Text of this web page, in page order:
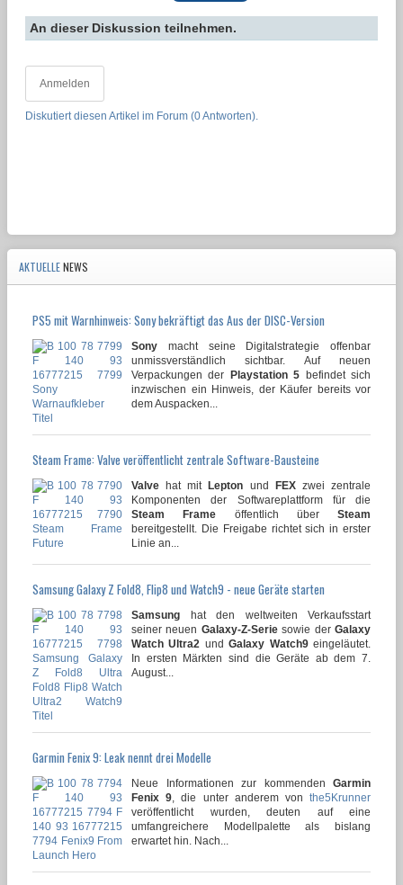
An dieser Diskussion teilnehmen.
Anmelden
Diskutiert diesen Artikel im Forum (0 Antworten).
AKTUELLENEWS
PS5 mit Warnhinweis: Sony bekräftigt das Aus der DISC-Version
Sony macht seine Digitalstrategie offenbar
unmissverständlich sichtbar. Auf neuen
Verpackungen der
Playstation 5 befindet sich
inzwischen ein Hinweis, der Käufer bereits vor
dem Auspacken...
Steam Frame: Valve veröffentlicht zentrale Software-Bausteine
Valve hat mit Lepton und FEXzwei zentrale
Komponenten der Softwareplattform für die
Steam Frame öffentlich über Steam
bereitgestellt. Die Freigabe richtet sich in erster
Linie an...
Samsung Galaxy Z Fold8, Flip8 und Watch9 - neue Geräte starten
Samsung hat den weltweiten Verkaufsstart
seiner neuen Galaxy-Z-Seriesowie derGalaxy
Watch Ultra2 undGalaxy Watch9eingeläutet.
In ersten Märkten sind die Geräte ab dem 7.
August...
Garmin Fenix 9: Leak nennt drei Modelle
Neue Informationen zur kommenden Garmin
Fenix 9, die unter anderem vonthe5Krunner
veröffentlicht wurden, deuten auf eine
umfangreichere Modellpalette als bislang
erwartet hin. Nach...